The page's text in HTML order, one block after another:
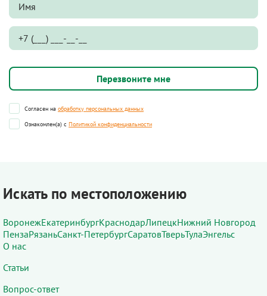
Согласен на обработку персональных данных
Ознакомлен(а) с Политикой конфиденциальности
Искать по местоположению
ВоронежЕкатеринбургКраснодарЛипецкНижний Новгород
ПензаРязаньСанкт-ПетербургСаратовТверьТулаЭнгельс
О нас
Статьи
Вопрос-ответ